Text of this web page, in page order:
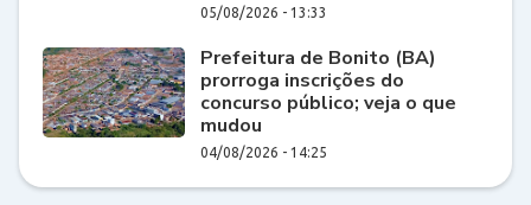
05/08/2026 - 13:33
Prefeitura de Bonito (BA)
prorroga inscrições do
concurso público; veja o que
mudou
04/08/2026 - 14:25